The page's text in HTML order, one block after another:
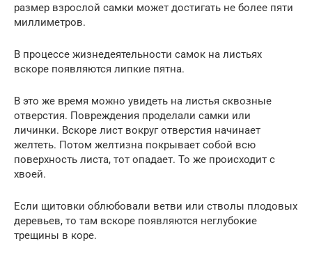
размер взрослой самки может достигать не более пяти
миллиметров.
В процессе жизнедеятельности самок на листьях
вскоре появляются липкие пятна.
В это же время можно увидеть на листья сквозные
отверстия. Повреждения проделали самки или
личинки. Вскоре лист вокруг отверстия начинает
желтеть. Потом желтизна покрывает собой всю
поверхность листа, тот опадает. То же происходит с
хвоей.
Если щитовки облюбовали ветви или стволы плодовых
деревьев, то там вскоре появляются неглубокие
трещины в коре.